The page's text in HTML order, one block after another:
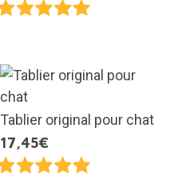
Tablier original pour chat
17,45€